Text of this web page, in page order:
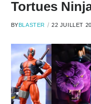
Tortues
BYBLASTER 22 JUILLET